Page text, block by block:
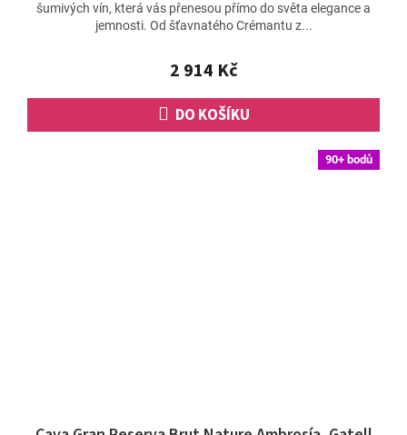
2 914 Kč
DO KOŠÍKU
šumivých vín, která vás přenesou přímo do světa elegance a
jemnosti. Od šťavnatého Crémantu z...
90+ bodů